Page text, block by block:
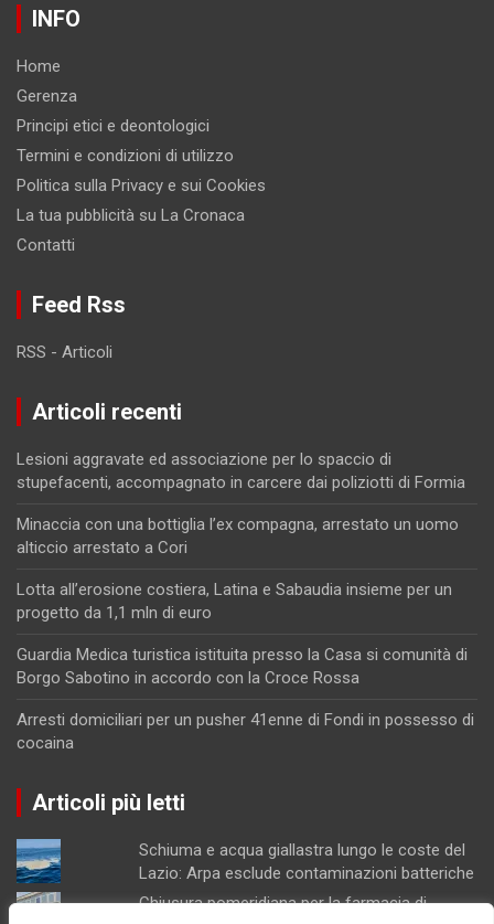
INFO
Home
Gerenza
Principi etici e deontologici
Termini e condizioni di utilizzo
Politica sulla Privacy e sui Cookies
La tua pubblicità su La Cronaca
Contatti
Feed Rss
RSS - Articoli
Articoli recenti
Lesioni aggravate ed associazione per lo spaccio di
stupefacenti, accompagnato in carcere dai poliziotti di Formia
Minaccia con una bottiglia l’ex compagna, arrestato un uomo
alticcio arrestato a Cori
Lotta all’erosione costiera, Latina e Sabaudia insieme per un
progetto da 1,1 mln di euro
Guardia Medica turistica istituita presso la Casa si comunità di
Borgo Sabotino in accordo con la Croce Rossa
Arresti domiciliari per un pusher 41enne di Fondi in possesso di
cocaina
Articoli più letti
Schiuma e acqua giallastra lungo le coste del
Lazio: Arpa esclude contaminazioni batteriche
Chiusura pomeridiana per la farmacia di